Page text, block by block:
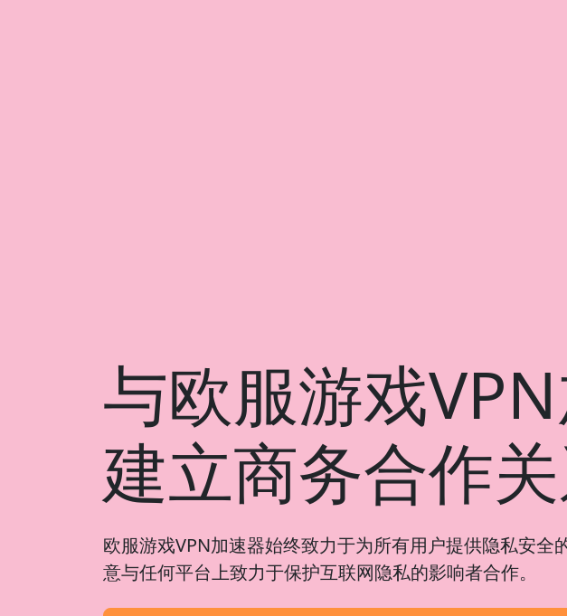
与欧服游戏
建立商务合作
欧服游戏VPN加速器始终致力于为所有用户提供隐私安全
意与任何平台上致力于保护互联网隐私的影响者合作。